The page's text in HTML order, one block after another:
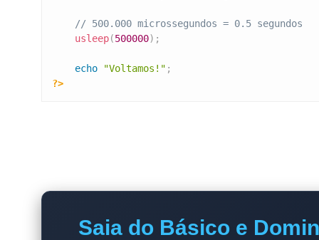
// 500.000 microssegundos = 0.5 segundos
usleep(500000) ;
echo "Voltamos!" ;
?>
Saia do Básico e